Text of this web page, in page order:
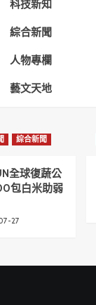
科技新知
綜合新聞
人物專欄
藝文天地
綜合新聞
全球復蔬公
包白米助弱
27